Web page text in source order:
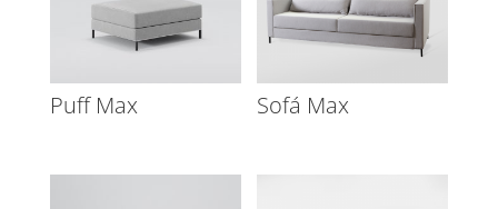
Puff Max Sofá Max